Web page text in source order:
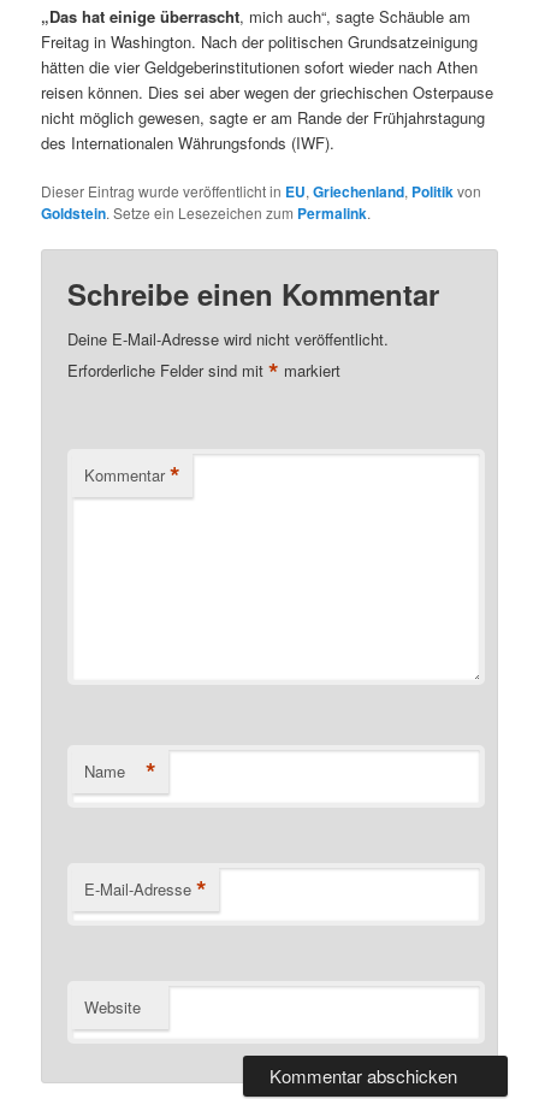
„Das hat einige überrascht, mich auch“, sagte Schäuble am
Freitag in Washington. Nach der politischen Grundsatzeinigung
hätten die vier Geldgeberinstitutionen sofort wieder nach Athen
reisen können. Dies sei aber wegen der griechischen Osterpause
nicht möglich gewesen, sagte er am Rande der Frühjahrstagung
des Internationalen Währungsfonds (IWF).
Dieser Eintrag wurde veröffentlicht in EU,Griechenland, Politikvon
Goldstein. Setze ein Lesezeichen zum Permalink.
Schreibe einen Kommentar
Deine E-Mail-Adresse wird nicht veröffentlicht.
Erforderliche Felder sind mit* markiert
Kommentar *
Name *
E-Mail-Adresse *
Website